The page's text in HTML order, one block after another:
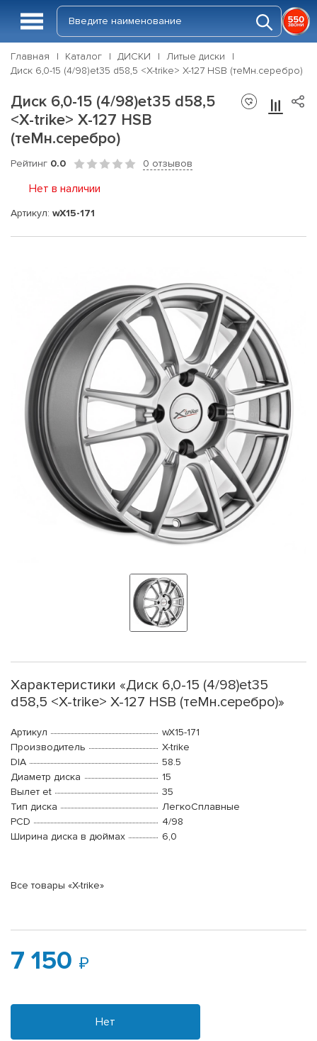
Главная Каталог ДИСКИ
Литые диски
Диск 6,0-15 (4/98)et35 d58,5 <X-trike> X-127 HSB (теMн.серебро)
Диск 6,0-15 (4/98)et35 d58,5
<X-trike> X-127 HSB
(теMн.серебро)
Рейтинг 0.0 0 отзывов
Нет в наличии
Артикул: wX15-171
Характеристики «Диск 6,0-15 (4/98)et35
d58,5 <X-trike> X-127 HSB (теMн.серебро)»
Артикул
wX15-171
Производитель
X-trike
DIA
58.5
Диаметр диска
15
Вылет et
35
Тип диска
ЛегкоСплавные
PCD
4/98
Ширина диска в дюймах
6,0
Все товары «X-trike»
7 150
Нет